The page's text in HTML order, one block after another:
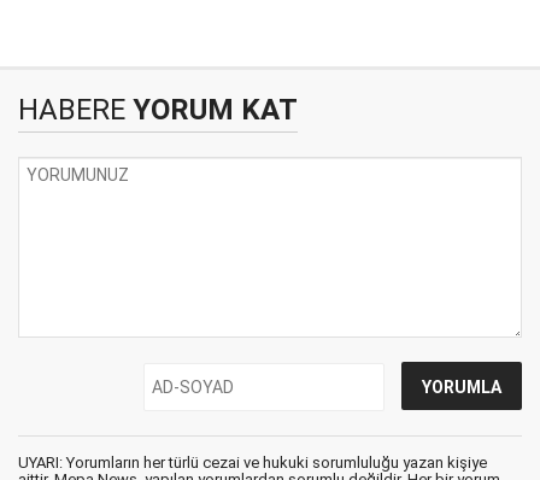
HABERE YORUM KAT
UYARI: Yorumların her türlü cezai ve hukuki sorumluluğu yazan kişiye